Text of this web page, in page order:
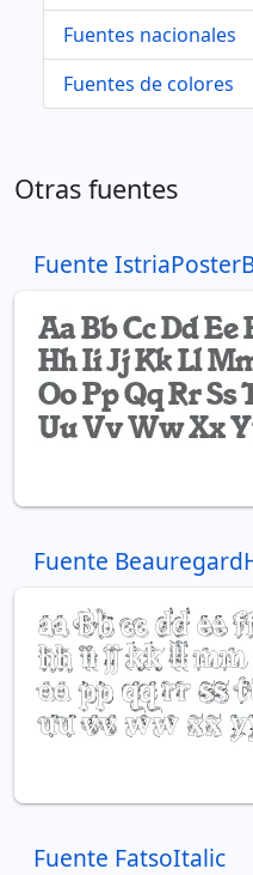
Fuentes nacionales
Fuentes de colores
Otras fuentes
Fuente
Fuente
Fuente FatsoItalic